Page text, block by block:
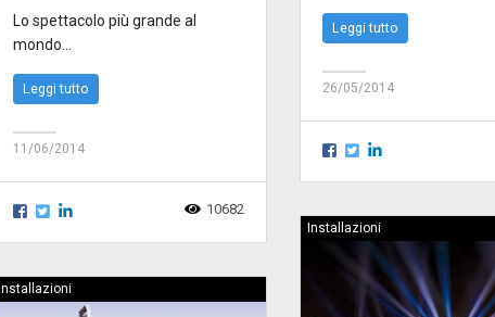
Lo spettacolo più grande al
mondo...
Leggi tutto
11/06/2014
10682
Leggi tutto
26/05/2014
Installazioni
Installazioni